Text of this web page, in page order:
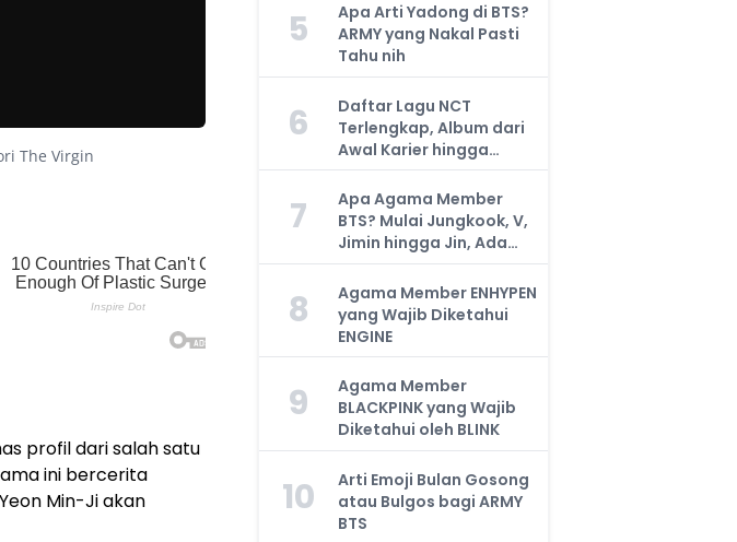
The Virgin
profil dari salah satu
ini bercerita
Min-Ji akan
5
Apa Arti Yadong di BTS?
ARMY yang Nakal Pasti
Tahu nih
6
Daftar Lagu NCT
Terlengkap, Album dari
Awal Karier hingga
Sekarang
7
Apa Agama Member
BTS? Mulai Jungkook, V,
Jimin hingga Jin, Ada
yang Atheis
8
Agama Member ENHYPEN
yang Wajib Diketahui
ENGINE
9
Agama Member
BLACKPINK yang Wajib
Diketahui oleh BLINK
10
Arti Emoji Bulan Gosong
atau Bulgos bagi ARMY
BTS